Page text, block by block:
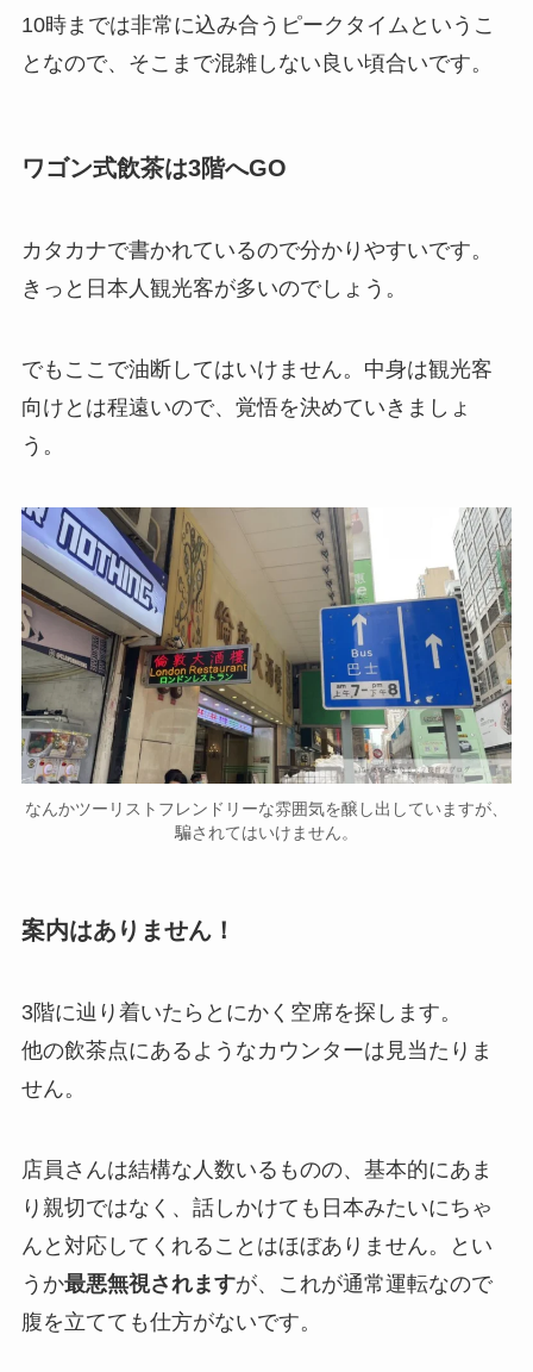
10時までは非常に込み合うピークタイムというこ
となので、そこまで混雑しない良い頃合いです。
ワゴン式飲茶は3階へGO
カタカナで書かれているので分かりやすいです。
きっと日本人観光客が多いのでしょう。
でもここで油断してはいけません。中身は観光客
向けとは程遠いので、覚悟を決めていきましょ
う。
なんかツーリストフレンドリーな雰囲気を醸し出していますが、
騙されてはいけません。
案内はありません！
3階に辿り着いたらとにかく空席を探します。
他の飲茶点にあるようなカウンターは見当たりま
せん。
店員さんは結構な人数いるものの、基本的にあま
り親切ではなく、話しかけても日本みたいにちゃ
んと対応してくれることはほぼありません。とい
うか最悪無視されますが、これが通常運転なので
腹を立てても仕方がないです。